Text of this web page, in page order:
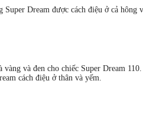
Dream được cách điệu ở cả
và đen cho chiếc Super Dream
cách điệu ở thân và yếm.